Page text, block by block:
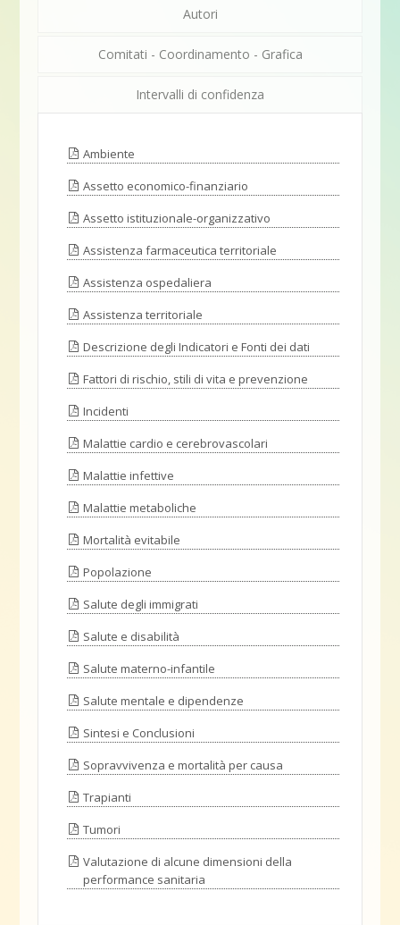
Autori
Comitati - Coordinamento - Grafica
Intervalli di confidenza
Ambiente
Assetto economico-finanziario
Assetto istituzionale-organizzativo
Assistenza farmaceutica territoriale
Assistenza ospedaliera
Assistenza territoriale
Descrizione degli Indicatori e Fonti dei dati
Fattori di rischio, stili di vita e prevenzione
Incidenti
Malattie cardio e cerebrovascolari
Malattie infettive
Malattie metaboliche
Mortalità evitabile
Popolazione
Salute degli immigrati
Salute e disabilità
Salute materno-infantile
Salute mentale e dipendenze
Sintesi e Conclusioni
Sopravvivenza e mortalità per causa
Trapianti
Tumori
Valutazione di alcune dimensioni della
performance sanitaria